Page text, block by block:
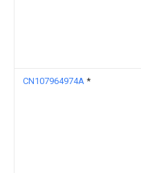
CN107964974A *